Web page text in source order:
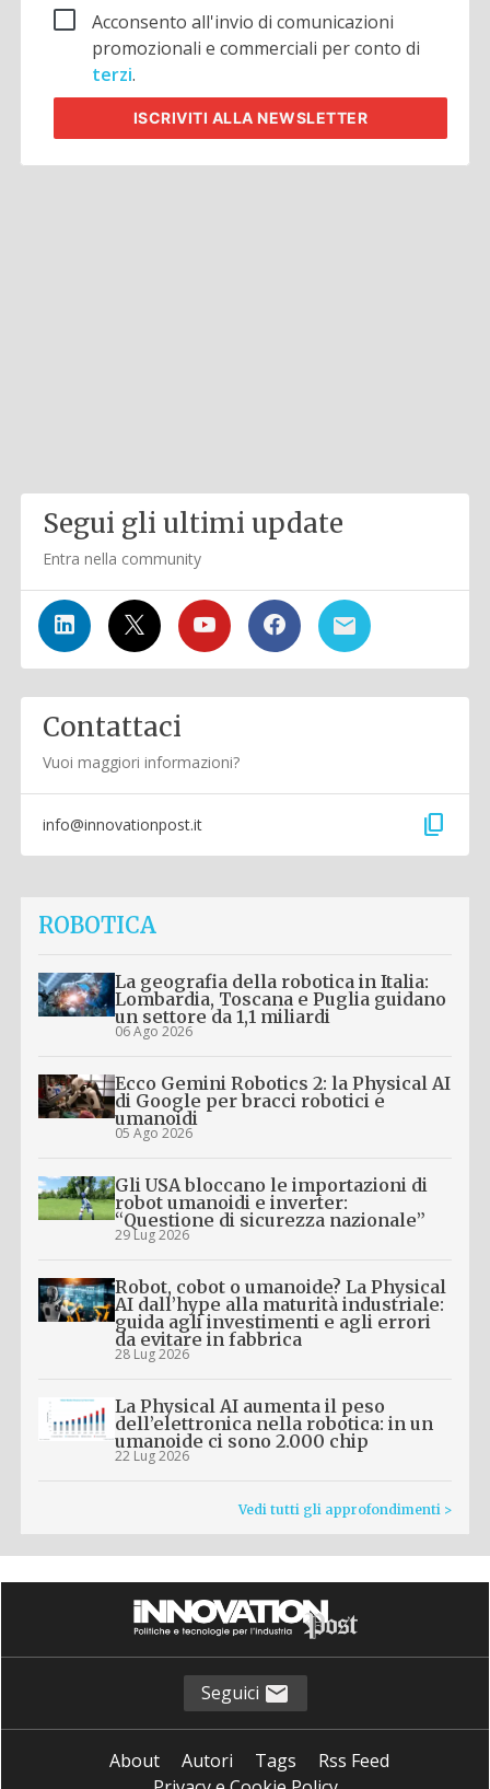
Acconsento all'invio di comunicazioni
promozionali e commerciali per conto di
terzi.
ISCRIVITI ALLA NEWSLETTER
Segui gli ultimi update
Entra nella community
Contattaci
Vuoi maggiori informazioni?
info@innovationpost.it content_copy
ROBOTICA
La geografia della robotica in Italia:
Lombardia, Toscana e Puglia guidano
un settore da 1,1 miliardi
06 Ago 2026
Ecco Gemini Robotics 2: la Physical AI
di Google per bracci robotici e
umanoidi
05 Ago 2026
Gli USA bloccano le importazioni di
robot umanoidi e inverter:
“Questione di sicurezza nazionale”
29 Lug 2026
Robot, cobot o umanoide? La Physical
AI dall’hype alla maturità industriale:
guida agli investimenti e agli errori
da evitare in fabbrica
28 Lug 2026
La Physical AI aumenta il peso
dell’elettronica nella robotica: in un
umanoide ci sono 2.000 chip
22 Lug 2026
Vedi tutti gli approfondimenti >
Seguici
About Autori Tags
Rss Feed